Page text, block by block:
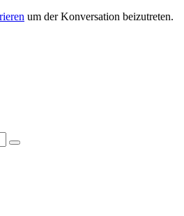
um der Konversation beizutreten.